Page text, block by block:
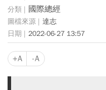
國際總經
達志
2022-06-27 13:57
+A -A